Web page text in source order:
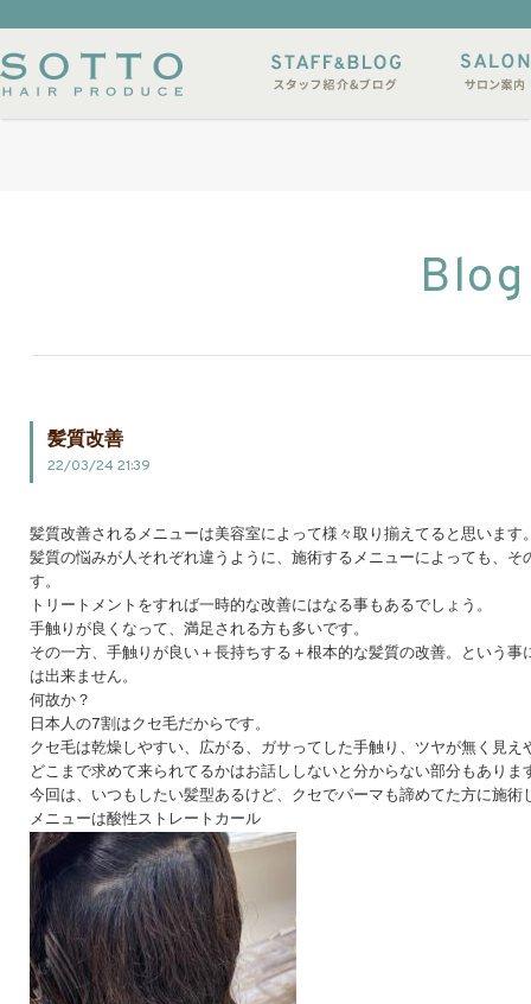
ルサンプル 店休日
Blog
髪質改善
22/03/24 21:39
髪質改善されるメニューは美容室によって様々取り揃えてると思います
髪質の悩みが人それぞれ違うように、施術するメニューによっても、そ
す。
トリートメントをすれば一時的な改善にはなる事もあるでしょう。
手触りが良くなって、満足される方も多いです。
その一方、手触りが良い＋長持ちする＋根本的な髪質の改善。という
は出来ません。
何故か？
日本人の7割はクセ毛だからです。
クセ毛は乾燥しやすい、広がる、ガサってした手触り、ツヤが無く見え
どこまで求めて来られてるかはお話ししないと分からない部分もありま
今回は、いつもしたい髪型あるけど、クセでパーマも諦めてた方に施術
メニューは酸性ストレートカール